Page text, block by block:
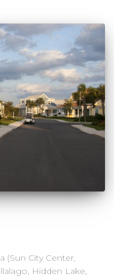
(Sun City Center,
Hidden Lake,